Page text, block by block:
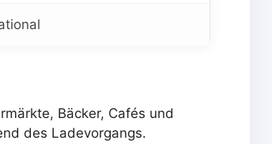
Bäcker, Cafés und
des Ladevorgangs.